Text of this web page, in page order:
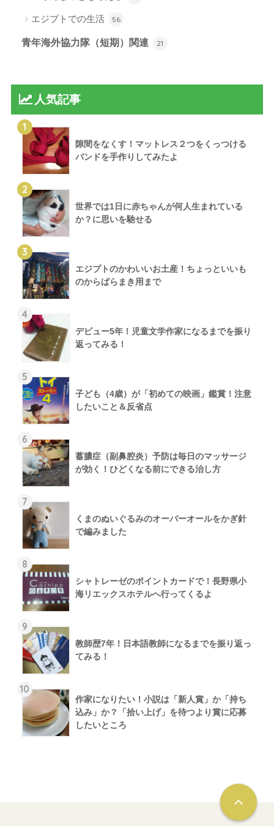
エジプトでの生活 56
青年海外協力隊（短期）関連 21
人気記事
1
隙間をなくす！マットレス２つをくっつける
バンドを手作りしてみたよ
2
世界では1日に赤ちゃんが何人生まれている
か？に思いを馳せる
3
エジプトのかわいいお土産！ちょっといいも
のからばらまき用まで
4
デビュー5年！児童文学作家になるまでを振り
返ってみる！
5
子ども（4歳）が「初めての映画」鑑賞！注意
したいこと＆反省点
6
蓄膿症（副鼻腔炎）予防は毎日のマッサージ
が効く！ひどくなる前にできる治し方
7
くまのぬいぐるみのオーバーオールをかぎ針
で編みました
8
シャトレーゼのポイントカードで！長野県小
海リエックスホテルへ行ってくるよ
9
教師歴7年！日本語教師になるまでを振り返っ
てみる！
10
作家になりたい！小説は「新人賞」か「持ち
込み」か？「拾い上げ」を待つより賞に応募
したいところ